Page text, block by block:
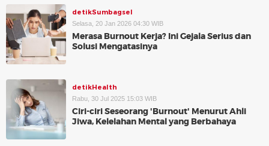
detikSumbagsel
Selasa, 20 Jan 2026 04:30 WIB
Merasa Burnout Kerja? Ini Gejala Serius dan
Solusi Mengatasinya
detikHealth
Rabu, 30 Jul 2025 15:03 WIB
Ciri-ciri Seseorang 'Burnout' Menurut Ahli
Jiwa, Kelelahan Mental yang Berbahaya